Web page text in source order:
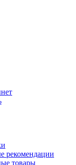
рекомендации
товары